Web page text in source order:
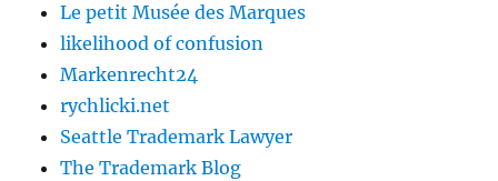
Le petit Musée des Marques
likelihood of confusion
Markenrecht24
rychlicki.net
Seattle Trademark Lawyer
The Trademark Blog